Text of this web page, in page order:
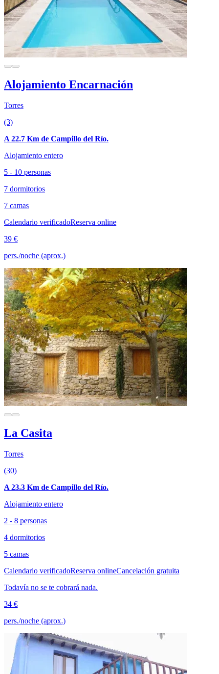
Alojamiento Encarnación
Torres
(3)
A 22.7 Km de Campillo del Río.
Alojamiento entero
5 - 10 personas
7 dormitorios
7 camas
Calendario verificadoReserva online
39 €
pers./noche (aprox.)
La Casita
Torres
(30)
A 23.3 Km de Campillo del Río.
Alojamiento entero
2 - 8 personas
4 dormitorios
5 camas
Calendario verificadoReserva onlineCancelación gratuita
Todavía no se te cobrará nada.
34 €
pers./noche (aprox.)